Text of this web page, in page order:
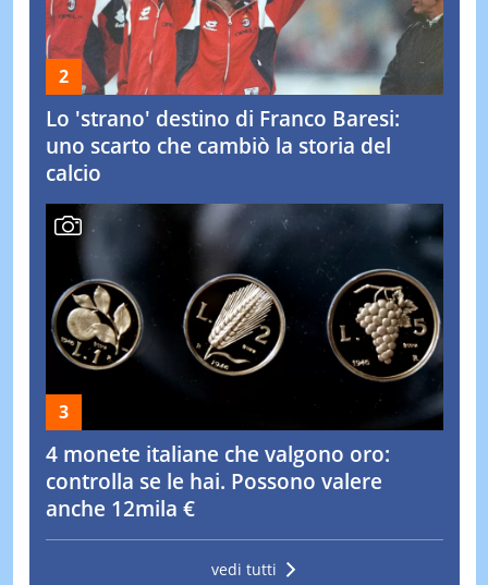
Lo 'strano' destino di Franco Baresi:
uno scarto che cambiò la storia del
calcio
4 monete italiane che valgono oro:
controlla se le hai. Possono valere
anche 12mila €
vedi tutti